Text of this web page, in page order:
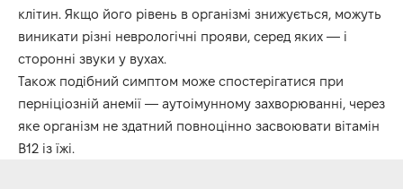
клітин. Якщо його рівень в організмі знижується, можуть
виникати різні неврологічні прояви, серед яких — і
сторонні звуки у вухах.
Також подібний симптом може спостерігатися при
перніціозній анемії — аутоімунному захворюванні, через
яке організм не здатний повноцінно засвоювати вітамін
B12 із їжі.